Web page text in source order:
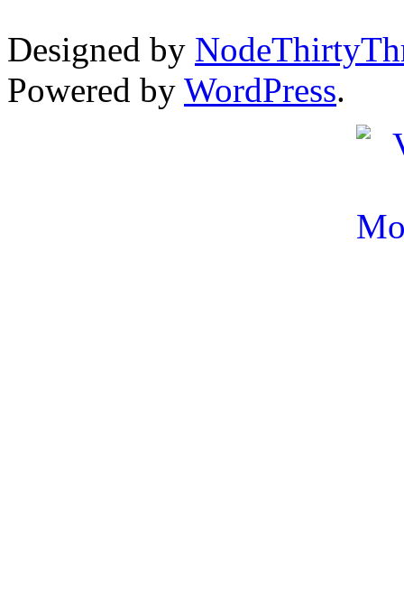
Designed by
Powered by WordPress.